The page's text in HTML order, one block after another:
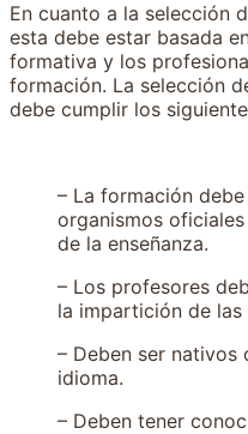
En cuanto a la selección
esta debe estar basada
formativa y los
formación. La selección
debe cumplir los
– La formación
organismos
de la enseñanza.
– Los profesores
la impartición de las
– Deben ser nativos
idioma.
– Deben tener